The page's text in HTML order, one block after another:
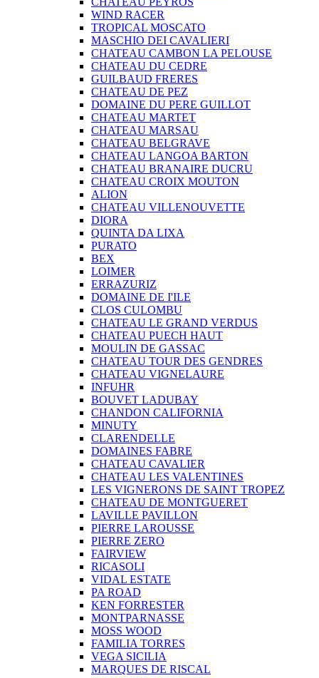
WIND RACER
TROPICAL MOSCATO
MASCHIO DEI CAVALIERI
CHATEAU CAMBON LA PELOUSE
CHATEAU DU CEDRE
GUILBAUD FRERES
CHATEAU DE PEZ
DOMAINE DU PERE GUILLOT
CHATEAU MARTET
CHATEAU MARSAU
CHATEAU BELGRAVE
CHATEAU LANGOA BARTON
CHATEAU BRANAIRE DUCRU
CHATEAU CROIX MOUTON
ALION
CHATEAU VILLENOUVETTE
DIORA
QUINTA DA LIXA
PURATO
BEX
LOIMER
ERRAZURIZ
DOMAINE DE I'ILE
CLOS CULOMBU
CHATEAU LE GRAND VERDUS
CHATEAU PUECH HAUT
MOULIN DE GASSAC
CHATEAU TOUR DES GENDRES
CHATEAU VIGNELAURE
INFUHR
BOUVET LADUBAY
CHANDON CALIFORNIA
MINUTY
CLARENDELLE
DOMAINES FABRE
CHATEAU CAVALIER
CHATEAU LES VALENTINES
LES VIGNERONS DE SAINT TROPEZ
CHATEAU DE MONTGUERET
LAVILLE PAVILLON
PIERRE LAROUSSE
PIERRE ZERO
FAIRVIEW
RICASOLI
VIDAL ESTATE
PA ROAD
KEN FORRESTER
MONTPARNASSE
MOSS WOOD
FAMILIA TORRES
VEGA SICILIA
MARQUES DE RISCAL